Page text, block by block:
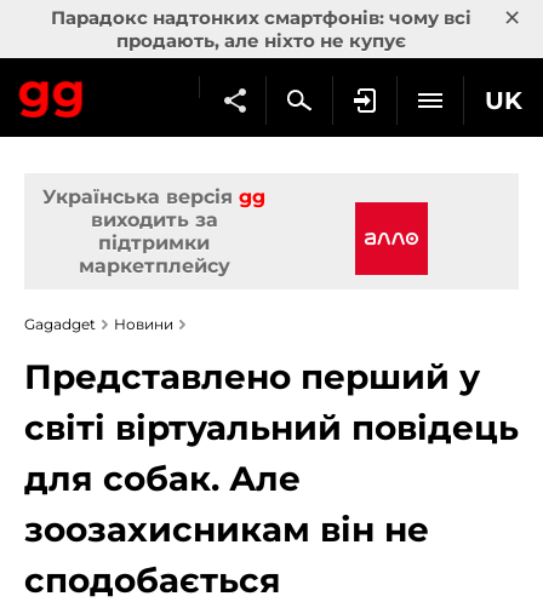
Парадокс надтонких смартфонів: чому всі
продають, але ніхто не купує
×
UK
Українська версія gg
виходить за
підтримки
маркетплейсу
Gagadget Новини
Представлено перший у
світі віртуальний повідець
для собак. Але
зоозахисникам він не
сподобається